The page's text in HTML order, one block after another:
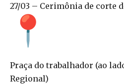
27/03 – Cerimônia de corte
Praça do trabalhador (ao
Regional)